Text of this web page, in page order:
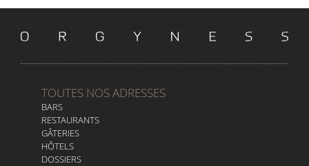
TOUTES NOS ADRESSES
BARS
RESTAURANTS
GÂTERIES
HÔTELS
DOSSIERS